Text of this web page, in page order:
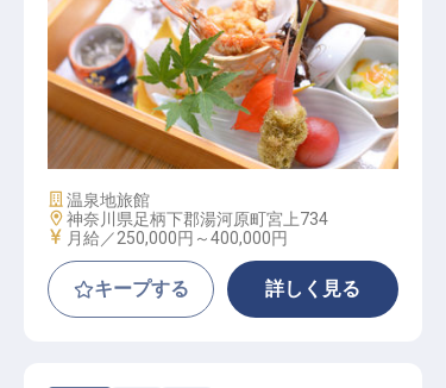
和食│未経験歓迎！／温かな仲間と
本格懐石を学ぶ／個室寮月2万
施設業態
温泉地旅館
勤務地
神奈川県足柄下郡湯河原町宮上734
給与
月給／250,000円～400,000円
キープする 詳しく見る